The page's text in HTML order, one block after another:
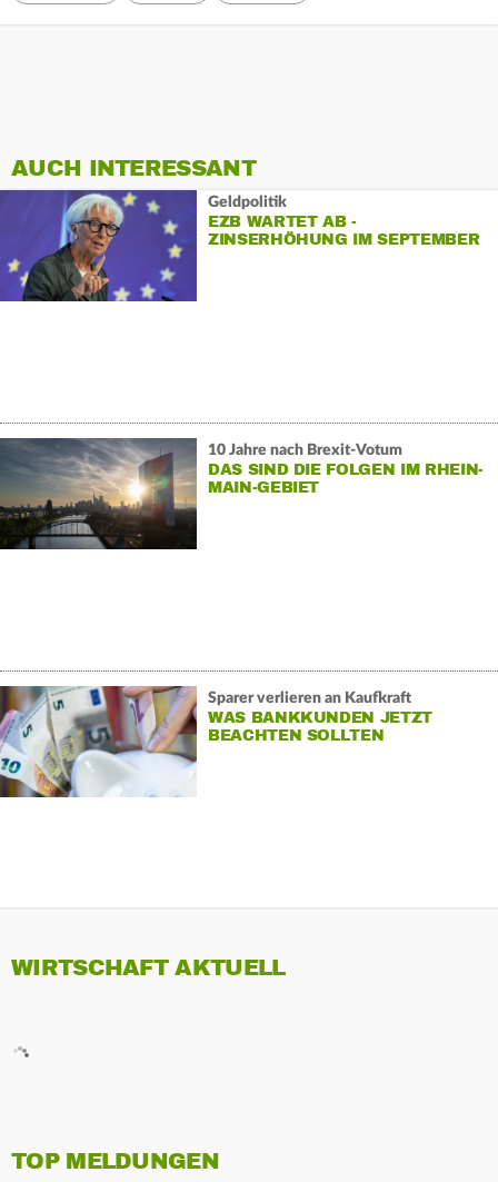
AUCH INTERESSANT
Geldpolitik
EZB WARTET AB -
ZINSERHÖHUNG IM SEPTEMBER
10 Jahre nach Brexit-Votum
DAS SIND DIE FOLGEN IM RHEIN-
MAIN-GEBIET
Sparer verlieren an Kaufkraft
WAS BANKKUNDEN JETZT
BEACHTEN SOLLTEN
WIRTSCHAFT AKTUELL
TOP MELDUNGEN